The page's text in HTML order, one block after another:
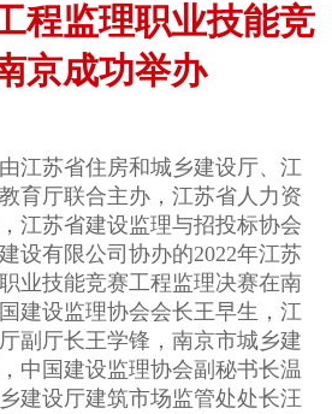
程监理职业技能竞
京成功举办
江苏省住房和城乡建设厅、江
育厅联合主办，江苏省人力资
江苏省建设监理与招投标协会
设有限公司协办的2022年江苏
业技能竞赛工程监理决赛在南
建设监理协会会长王早生，江
副厅长王学锋，南京市城乡建
中国建设监理协会副秘书长温
建设厅建筑市场监管处处长汪